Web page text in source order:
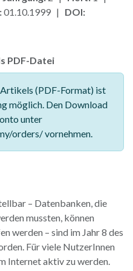
01.10.1999 | DOI:
PDF-Datei
(PDF-Format) ist
möglich. Den Download
unter
orders/ vornehmen.
– Datenbanken, die
mussten, können
werden – sind im Jahr 8 des
Für viele NutzerInnen
Internet aktiv zu werden.